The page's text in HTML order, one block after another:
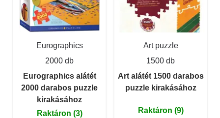
Eurographics
2000 db
Eurographics alátét
2000 darabos puzzle
kirakásához
Raktáron (3)
Art puzzle
1500 db
Art alátét 1500 darabos
puzzle kirakásához
Raktáron (9)